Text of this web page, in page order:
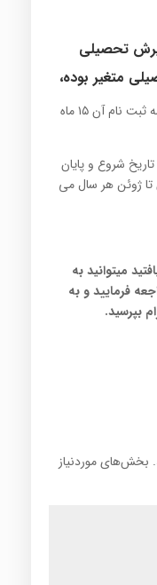
تحصیلی
متغیر بوده،
به جز دانشگاه ایسلند که تاریخ خاتمه ثبت نام آن ۱۵ ماه
شروع و پایان
تا ژوئن هر سال می
میتوانید به
فرمایید و به
بپرسید.
بخش‌های موردنیاز